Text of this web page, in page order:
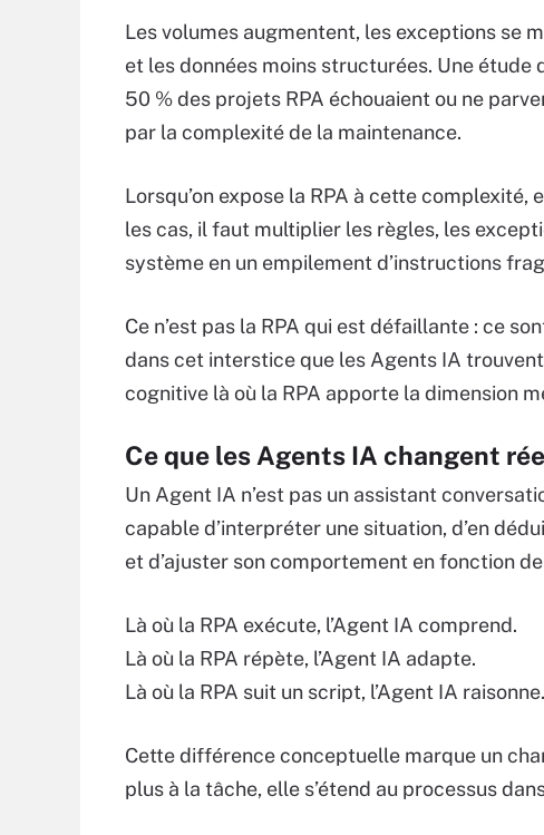
Les volumes augmentent, les exceptions se
et les données moins structurées. Une étude
50 % des projets RPA échouaient ou ne
par la complexité de la maintenance.
Lorsqu’on expose la RPA à cette
les cas, il faut multiplier les règles, les
système en un empilement d’instructions
Ce n’est pas la RPA qui est défaillante : ce
dans cet interstice que les Agents IA
cognitive là où la RPA apporte la dimension
Ce que les Agents IA changent
Un Agent IA n’est pas un assistant
capable d’interpréter une situation, d’en
et d’ajuster son comportement en fonction
Là où la RPA exécute, l’Agent IA comprend.
Là où la RPA répète, l’Agent IA adapte.
Là où la RPA suit un script, l’Agent IA raisonne.
Cette différence conceptuelle marque un
plus à la tâche, elle s’étend au processus